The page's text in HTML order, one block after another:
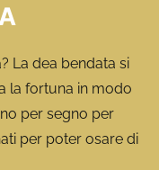
La dea bendata si
la fortuna in modo
per segno per
per poter osare di